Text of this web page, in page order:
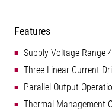
Features
Supply Voltage Range
Three Linear Current
Parallel Output
Thermal Management